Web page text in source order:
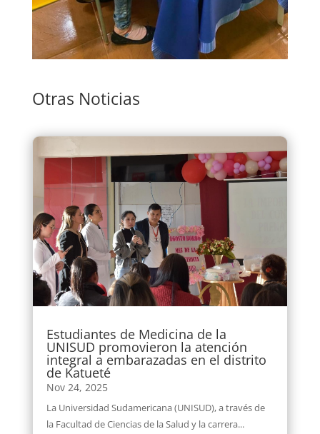
Otras Noticias
Estudiantes de Medicina de la
UNISUD promovieron la atención
integral a embarazadas en el distrito
de Katueté
Nov 24, 2025
La Universidad Sudamericana (UNISUD), a través de
la Facultad de Ciencias de la Salud y la carrera...